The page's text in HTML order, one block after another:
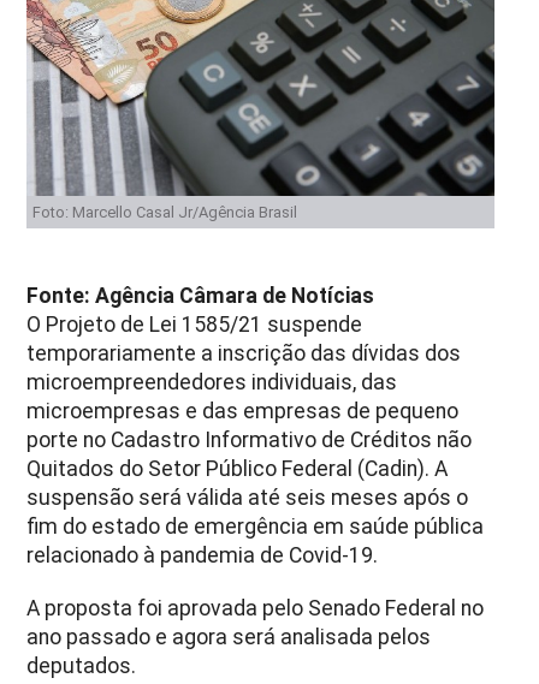
Foto: Marcello Casal Jr/Agência Brasil
Fonte: Agência Câmara de Notícias
O Projeto de Lei 1585/21 suspende
temporariamente a inscrição das dívidas dos
microempreendedores individuais, das
microempresas e das empresas de pequeno
porte no Cadastro Informativo de Créditos não
Quitados do Setor Público Federal (Cadin). A
suspensão será válida até seis meses após o
fim do estado de emergência em saúde pública
relacionado à pandemia de Covid-19.
A proposta foi aprovada pelo Senado Federal no
ano passado e agora será analisada pelos
deputados.